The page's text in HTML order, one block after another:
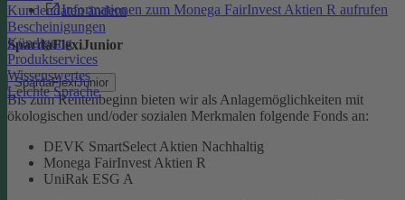
Kundendaten ändern
Bescheinigungen
Kündigung
Produktservices
Wissenswertes
Leichte Sprache
Informationen zum Monega FairInvest Aktien R aufrufen
SpardaFlexiJunior
SpardaFlexiJunior
Bis zum Rentenbeginn bieten wir als Anlagemöglichkeiten mit
ökologischen und/oder sozialen Merkmalen folgende Fonds an:
DEVK SmartSelect Aktien Nachhaltig
Monega FairInvest Aktien R
UniRak ESG A